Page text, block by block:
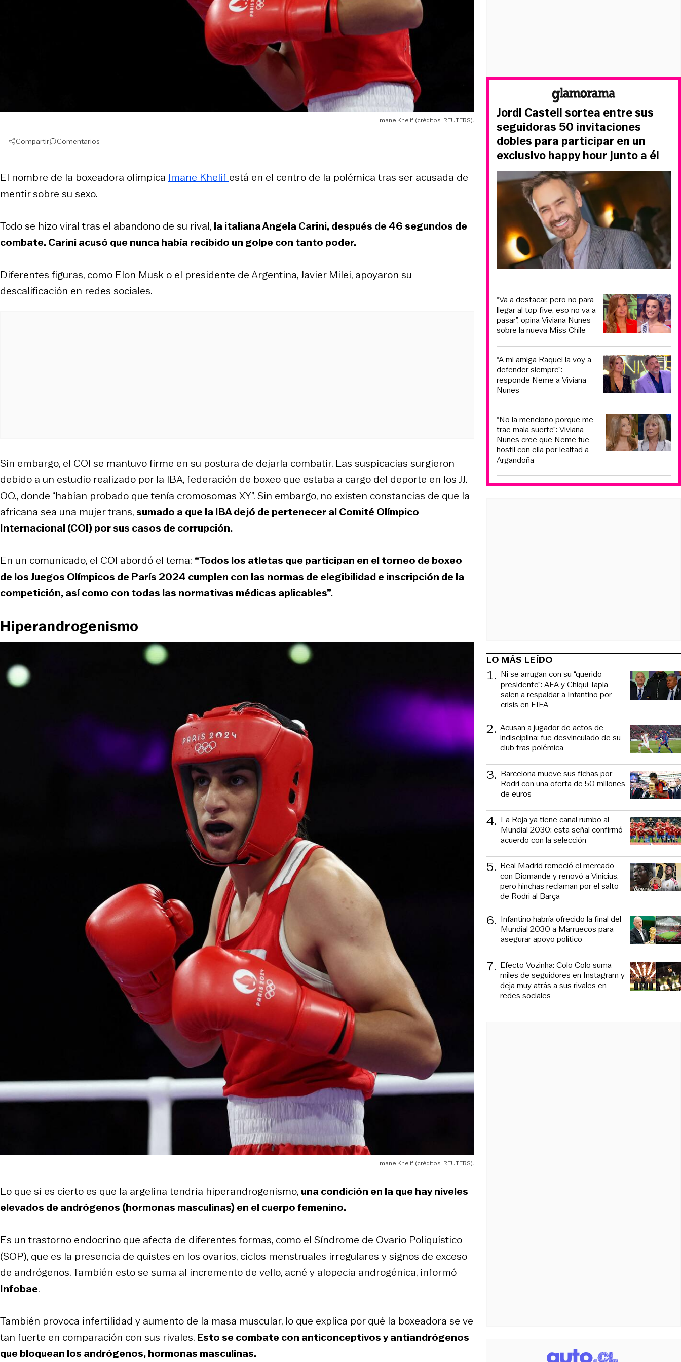
Imane Khelif (créditos: REUTERS).
Compartir Comentarios
El nombre de la boxeadora olímpica Imane Khelif está en el centro de la polémica tras ser acusada de
mentir sobre su sexo.
Todo se hizo viral tras el abandono de su rival, la italiana Angela Carini, después de 46 segundos de
combate. Carini acusó que nunca había recibido un golpe con tanto poder.
Diferentes figuras, como Elon Musk o el presidente de Argentina, Javier Milei, apoyaron su
descalificación en redes sociales.
Sin embargo, el COI se mantuvo firme en su postura de dejarla combatir. Las suspicacias surgieron
debido a un estudio realizado por la IBA, federación de boxeo que estaba a cargo del deporte en los JJ.
OO., donde “habían probado que tenía cromosomas XY”. Sin embargo, no existen constancias de que la
africana sea una mujer trans,sumado a que la IBA dejó de pertenecer al Comité Olímpico
Internacional (COI) por sus casos de corrupción.
En un comunicado, el COI abordó el tema: “Todos los atletas que participan en el torneo de boxeo
de los Juegos Olímpicos de París 2024 cumplen con las normas de elegibilidad e inscripción de la
competición, así como con todas las normativas médicas aplicables”.
Hiperandrogenismo
Imane Khelif (créditos: REUTERS).
Lo que sí es cierto es que la argelina tendría hiperandrogenismo, una condición en la que hay niveles
elevados de andrógenos (hormonas masculinas) en el cuerpo femenino.
Es un trastorno endocrino que afecta de diferentes formas, como el Síndrome de Ovario Poliquístico
(SOP), que es la presencia de quistes en los ovarios, ciclos menstruales irregulares y signos de exceso
de andrógenos. También esto se suma al incremento de vello, acné y alopecia androgénica, informó
Infobae.
También provoca infertilidad y aumento de la masa muscular, lo que explica por qué la boxeadora se ve
tan fuerte en comparación con sus rivales. Esto se combate con anticonceptivos y antiandrógenos
que bloquean los andrógenos, hormonas masculinas.
Jordi Castell sortea entre sus
seguidoras 50 invitaciones
dobles para participar en un
exclusivo happy hour junto a él
“Va a destacar, pero no para
llegar al top five, eso no va a
pasar”, opina Viviana Nunes
sobre la nueva Miss Chile
“A mi amiga Raquel la voy a
defender siempre”:
responde Neme a Viviana
Nunes
“No la menciono porque me
trae mala suerte”: Viviana
Nunes cree que Neme fue
hostil con ella por lealtad a
Argandoña
LO MÁS LEÍDO
1. Ni se arrugan con su “querido
presidente”: AFA y Chiqui Tapia
salen a respaldar a Infantino por
crisis en FIFA
2. Acusan a jugador de actos de
indisciplina: fue desvinculado de su
club tras polémica
3. Barcelona mueve sus fichas por
Rodri con una oferta de 50 millones
de euros
4. La Roja ya tiene canal rumbo al
Mundial 2030: esta señal confirmó
acuerdo con la selección
5. Real Madrid remeció el mercado
con Diomande y renovó a Vinicius,
pero hinchas reclaman por el salto
de Rodri al Barça
6. Infantino habría ofrecido la final del
Mundial 2030 a Marruecos para
asegurar apoyo político
7. Efecto Vozinha: Colo Colo suma
miles de seguidores en Instagram y
deja muy atrás a sus rivales en
redes sociales